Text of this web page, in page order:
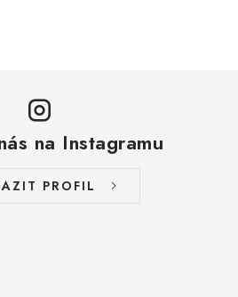
na Instagramu
PROFIL